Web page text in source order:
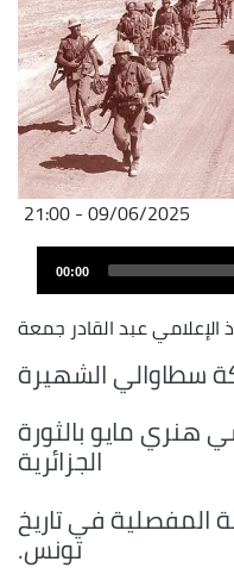
09/06/2025 - 21:00
00:00
الإعلامي عبد القادر جمعة
سطاوالي الشهيرة
هنري مايو بالثورة
الجزائرية
المفصلية في تاريخ
تونس.